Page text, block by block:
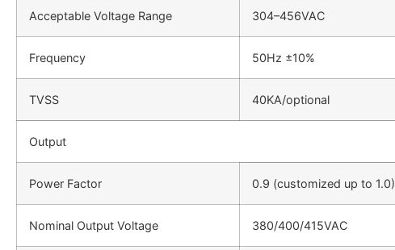
Acceptable Voltage Range 304–456VAC
Frequency 50Hz ±10%
TVSS 40KA/optional
Output
Power Factor 0.9 (customized up to 1.0)
Nominal Output Voltage 380/400/415VAC